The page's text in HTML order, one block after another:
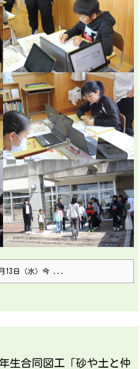
日（水）今 ...
生合同図工「砂や土と仲